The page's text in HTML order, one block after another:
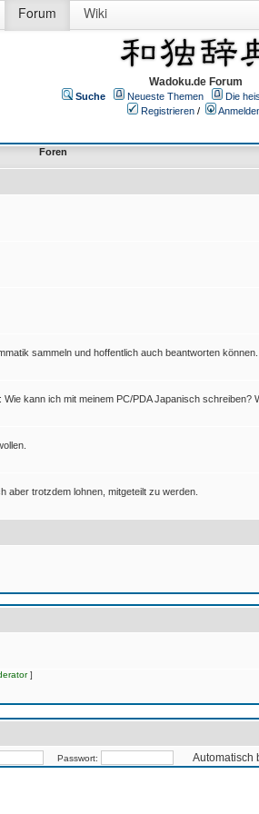
Forum Wiki
Wadoku.de Forum
Suche Neueste Themen
Die
Registrieren /
Foren
sammeln und hoffentlich auch beantworten können.
kann ich mit meinem PC/PDA Japanisch
aber trotzdem lohnen, mitgeteilt zu werden.
]
Passwort: Automatisch